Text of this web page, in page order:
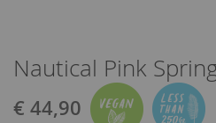
Nautical Pink
€ 44,90